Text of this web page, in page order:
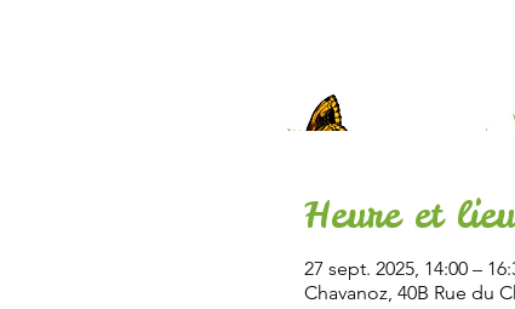
Heure et lieu
27 sept. 2025, 14:00 –
Chavanoz, 40B Rue du